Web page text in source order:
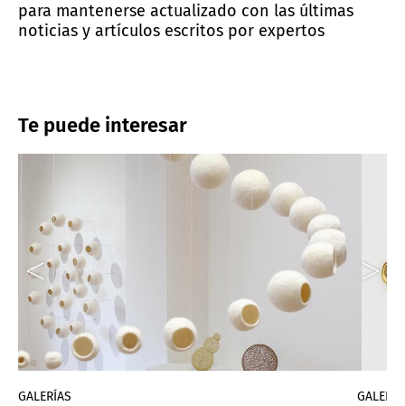
para mantenerse actualizado con las últimas
noticias y artículos escritos por expertos
Te puede interesar
GALERÍAS